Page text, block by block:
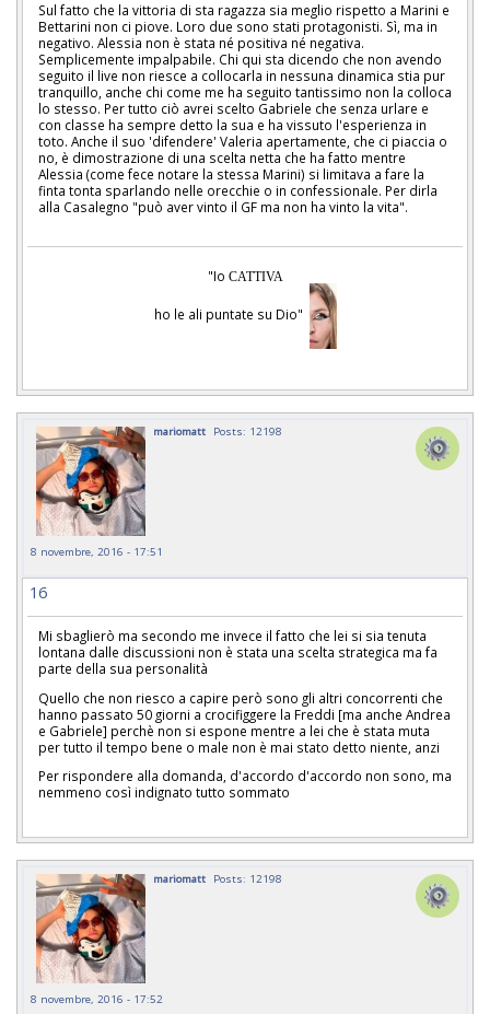
Sul fatto che la vittoria di sta ragazza sia meglio rispetto a Marini e
Bettarini non ci piove. Loro due sono stati protagonisti. Sì, ma in
negativo. Alessia non è stata né positiva né negativa.
Semplicemente impalpabile. Chi qui sta dicendo che non avendo
seguito il live non riesce a collocarla in nessuna dinamica stia pur
tranquillo, anche chi come me ha seguito tantissimo non la colloca
lo stesso. Per tutto ciò avrei scelto Gabriele che senza urlare e
con classe ha sempre detto la sua e ha vissuto l'esperienza in
toto. Anche il suo 'difendere' Valeria apertamente, che ci piaccia o
no, è dimostrazione di una scelta netta che ha fatto mentre
Alessia (come fece notare la stessa Marini) si limitava a fare la
finta tonta sparlando nelle orecchie o in confessionale. Per dirla
alla Casalegno "può aver vinto il GF ma non ha vinto la vita".
"Io CATTIVA
ho le ali puntate su Dio"
mariomatt Posts: 12198
8 novembre, 2016 - 17:51
16
Mi sbaglierò ma secondo me invece il fatto che lei si sia tenuta
lontana dalle discussioni non è stata una scelta strategica ma fa
parte della sua personalità
Quello che non riesco a capire però sono gli altri concorrenti che
hanno passato 50 giorni a crocifiggere la Freddi [ma anche Andrea
e Gabriele] perchè non si espone mentre a lei che è stata muta
per tutto il tempo bene o male non è mai stato detto niente, anzi
Per rispondere alla domanda, d'accordo d'accordo non sono, ma
nemmeno così indignato tutto sommato
mariomatt Posts: 12198
8 novembre, 2016 - 17:52